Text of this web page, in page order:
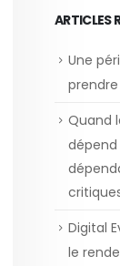
ARTICLES
Une
Quand
dépend
Digital
le